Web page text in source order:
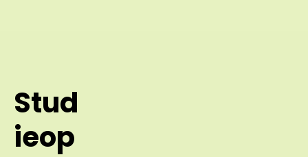
Stud
ieop